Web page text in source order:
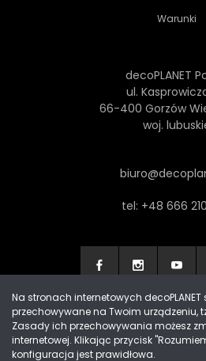
Warunki
decoPLANET
ul.
66-400 Gorzów
woj.
tel: +48 666
Made with by Progres
Na stronach internetowych
przechowywane na Twoim urządzeniu,
Zasady ich przechowywania możesz
internetowej. Klikając przycisk
konfiguracja jest prawidłowa.